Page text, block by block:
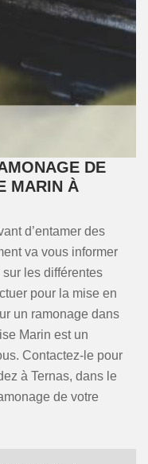
DE
MARIN À
d’entamer des
va vous informer
les différentes
pour la mise en
un ramonage dans
Marin est un
Contactez-le pour
à Ternas, dans le
de votre